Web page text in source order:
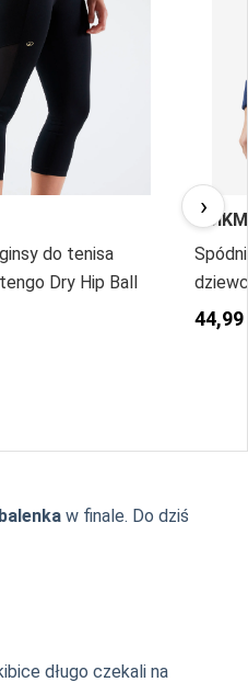
do tenisa
Dry Hip Ball
44,99
›
w finale. Do dziś
długo czekali na